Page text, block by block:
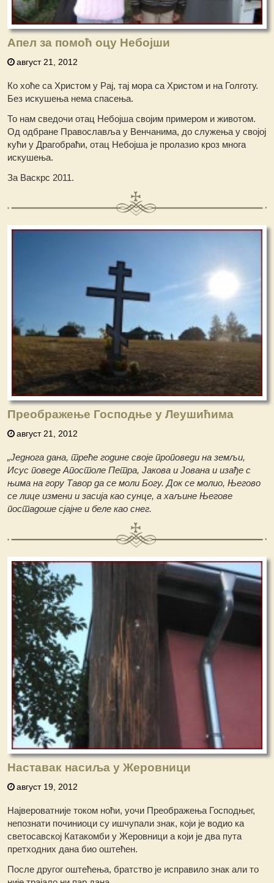
Апел за помоћ оцу Небојши
август 21, 2012
Ко хоће са Христом у Рај, тај мора са Христом и на Голготу.
Без искушења нема спасења.
То нам сведочи отац Небојша својим примером и животом.
Од одбране Православља у Венчанима, до служења у својој
кући у Драгобраћи, отац Небојша је пролазио кроз многа
искушења.
За Васкрс 2011.
Преображење Господње у Леушићима
август 21, 2012
„Једнога дана, треће године своје проповеди на земљи,
Исус поведе Апостоле Петра, Јакова и Јована и изађе с
њима на гору Тавор да се моли Богу. Док се молио, Његово
се лице измени и засија као сунце, а хаљине Његове
постадоше сјајне и беле као снег.
Наставак насиља у Жеровници
август 19, 2012
Највероватније током ноћи, уочи Преображења Господњег,
непознати починиоци су ишчупали знак, који је водио ка
светосавској Катакомби у Жеровници а који је два пута
претходних дана био оштећен.
После другог оштећења, братство је исправило знак али то